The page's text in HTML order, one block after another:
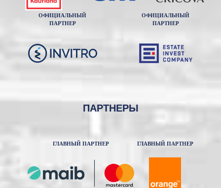
ОФИЦИАЛЬНЫЙ
ПАРТНЕР
ОФИЦИАЛЬНЫЙ
ПАРТНЕР
ПАРТНЕРЫ
ГЛАВНЫЙ ПАРТНЕР ГЛАВНЫЙ ПАРТНЕР